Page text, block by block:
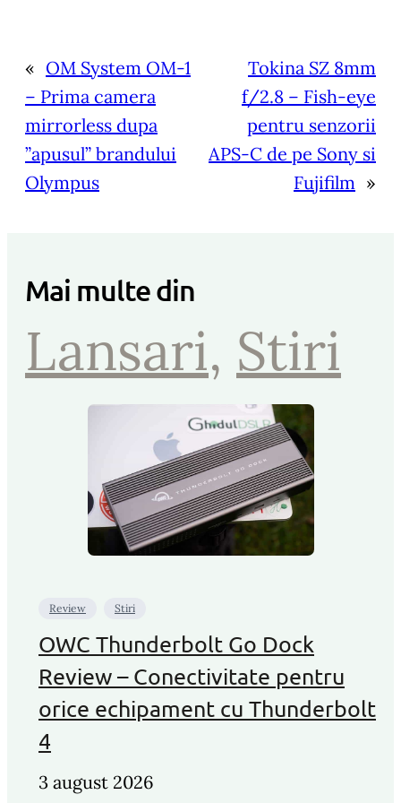
« OM System OM-1
– Prima camera
mirrorless dupa
”apusul” brandului
Olympus
Tokina SZ 8mm
f/2.8 – Fish-eye
pentru senzorii
APS-C de pe Sony si
Fujifilm »
Mai multe din
Lansari, Stiri
Review Stiri
OWC Thunderbolt Go Dock
Review – Conectivitate pentru
orice echipament cu Thunderbolt
4
3 august 2026